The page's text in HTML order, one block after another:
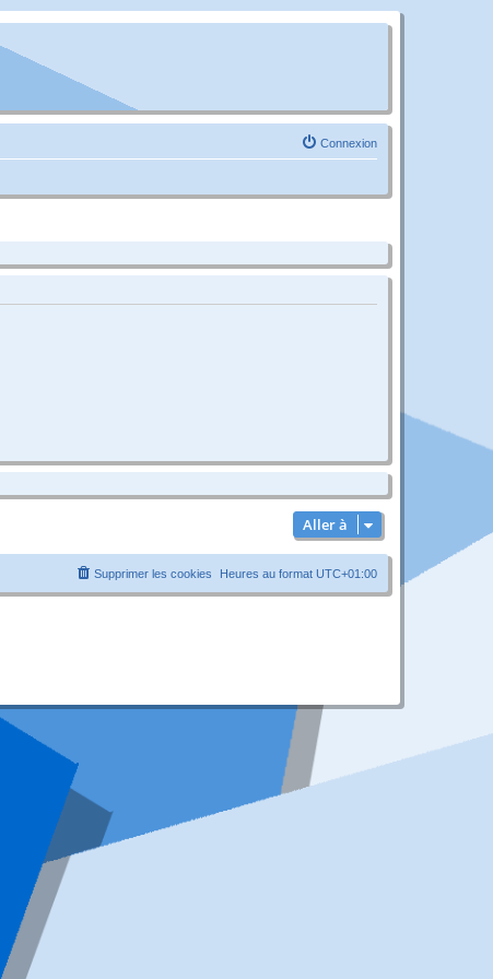
Connexion
Aller à
Heures au format UTC+01:00
Supprimer les cookies